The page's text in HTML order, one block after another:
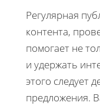
Регулярная
контента,
помогает не
и удержать
этого следует
предложения.